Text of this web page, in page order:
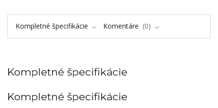
Kompletné špecifikácie Komentáre 0
Kompletné špecifikácie
Kompletné špecifikácie